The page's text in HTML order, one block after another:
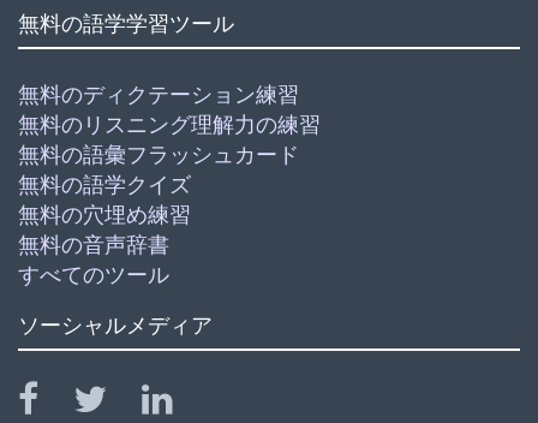
無料の語学学習ツール
無料のディクテーション練習
無料のリスニング理解力の練習
無料の語彙フラッシュカード
無料の語学クイズ
無料の穴埋め練習
無料の音声辞書
すべてのツール
ソーシャルメディア